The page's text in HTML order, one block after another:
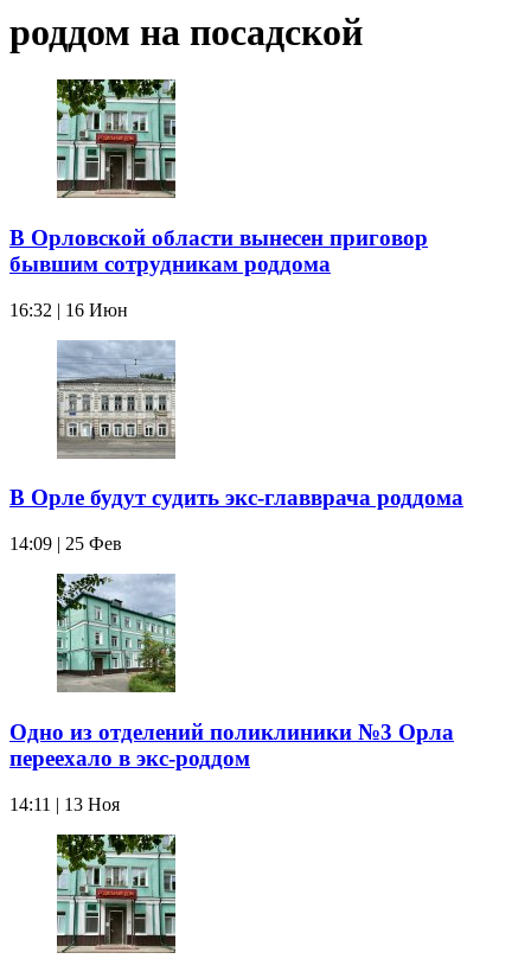
роддом на посадской
В Орловской области вынесен приговор
бывшим сотрудникам роддома
16:32 | 16 Июн
В Орле будут судить экс-главврача роддома
14:09 | 25 Фев
Одно из отделений поликлиники №3 Орла
переехало в экс-роддом
14:11 | 13 Ноя